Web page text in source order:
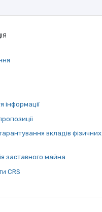
інформації
вкладів фізичних
заставного майна
СRS